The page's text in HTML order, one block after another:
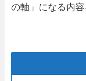
の軸」になる内容